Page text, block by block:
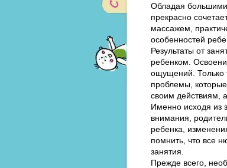
Обладая большими
прекрасно
массажем,
особенностей
Результаты от
ребенком.
ощущений. Только
проблемы,
своим действиям,
Именно исходя из
внимания,
ребенка,
помнить, что все
занятия.
Прежде всего,